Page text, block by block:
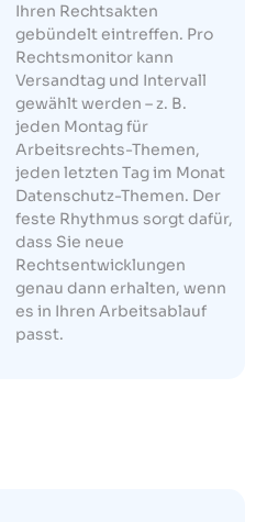
Ihren Rechtsakten
gebündelt eintreffen. Pro
Rechtsmonitor kann
Versandtag und Intervall
gewählt werden – z. B.
jeden Montag für
Arbeitsrechts-Themen,
jeden letzten Tag im Monat
Datenschutz-Themen. Der
feste Rhythmus sorgt dafür,
dass Sie neue
Rechtsentwicklungen
genau dann erhalten, wenn
es in Ihren Arbeitsablauf
passt.